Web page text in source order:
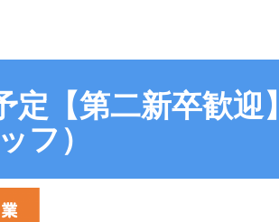
定【第二新卒歓
フ）